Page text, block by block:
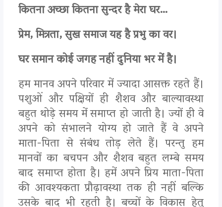
कितना अच्छा कितना सुन्दर है मेरा घर…
प्रेम, मित्रता, सुख समाज यह है प्रभु का वर।
घर समान कोई जगह नहीं दुनिया भर में है।
हम मानव अपने परिवार में ज्यादा आसक्त रहते हैं।
पशुओं और पक्षियों ही शैशव और बाल्यावस्था
बहुत थोड़े समय में समाप्त हो जाती है। ज्यों ही वे
अपने को संभालने योग्य हो जाते हैं वे अपने
माता-पिता से संबंध तोड़ लेते हैं। परन्तु हम
मानवों का बचपन और शैशव बहुत लम्बे समय
बाद समाप्त होता है। हमें अपने प्रिय माता-पिता
की आवश्यकता प्रौढ़ावस्था तक ही नहीं बल्कि